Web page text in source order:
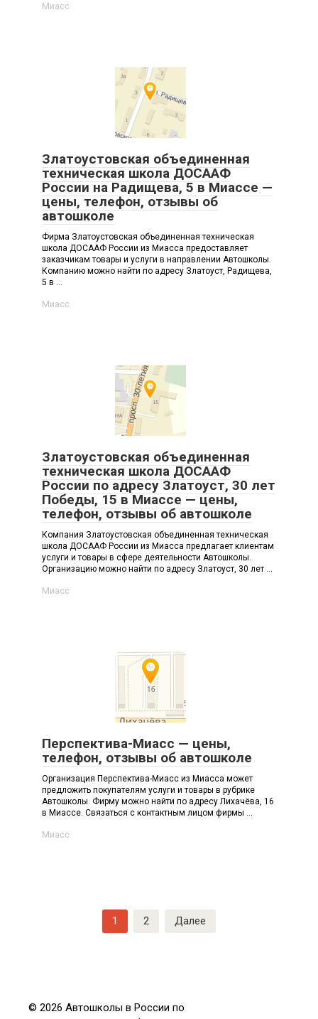
Миасс
Златоустовская объединенная
техническая школа ДОСААФ
России на Радищева, 5 в Миассе —
цены, телефон, отзывы об
автошколе
Фирма Златоустовская объединенная техническая
школа ДОСААФ России из Миасса предоставляет
заказчикам товары и услуги в направлении Автошколы.
Компанию можно найти по адресу Златоуст, Радищева,
5 в ...
Миасс
Златоустовская объединенная
техническая школа ДОСААФ
России по адресу Златоуст, 30 лет
Победы, 15 в Миассе — цены,
телефон, отзывы об автошколе
Компания Златоустовская объединенная техническая
школа ДОСААФ России из Миасса предлагает клиентам
услуги и товары в сфере деятельности Автошколы.
Организацию можно найти по адресу Златоуст, 30 лет ...
Миасс
Перспектива-Миасс — цены,
телефон, отзывы об автошколе
Организация Перспектива-Миасс из Миасса может
предложить покупателям услуги и товары в рубрике
Автошколы. Фирму можно найти по адресу Лихачёва, 16
в Миассе. Связаться с контактным лицом фирмы ...
Миасс
1 2 Далее
© 2026 Автошколы в России по